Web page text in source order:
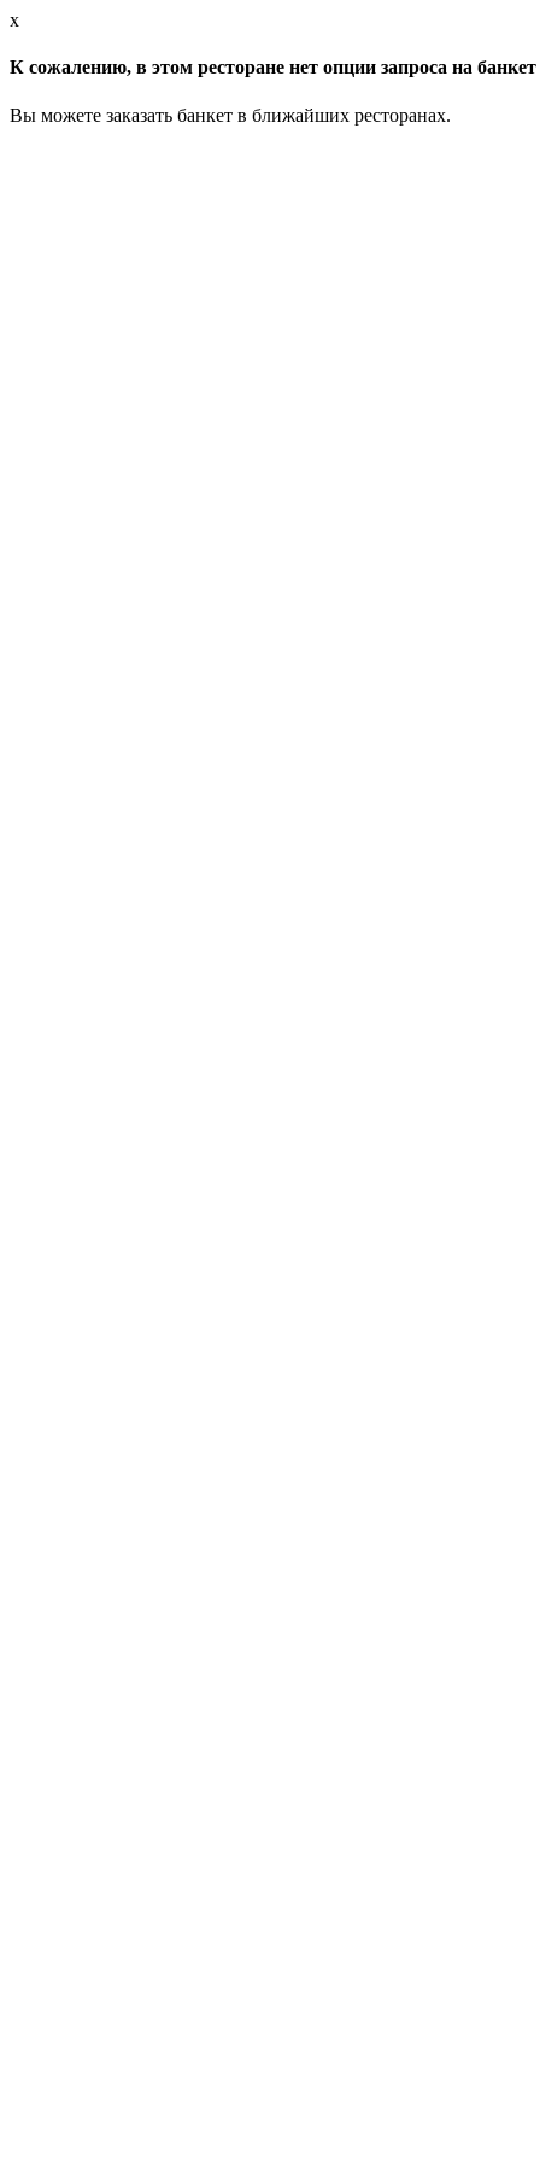
x
К сожалению, в этом ресторане нет опции запроса на
Вы можете заказать банкет в ближайших ресторанах.